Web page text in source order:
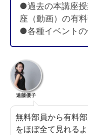
●過去の本講座
座（動画）の有
●各種イベント
遠藤優子
無料部員から有料
をほぼ全て見れる